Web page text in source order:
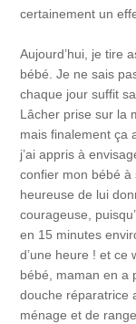
certainement un
Aujourd’hui, je tire
bébé. Je ne sais
chaque jour suffit
Lâcher prise sur la
mais finalement ça
j’ai appris à
confier mon bébé
heureuse de lui
courageuse,
en 15 minutes
d’une heure ! et ce
bébé, maman en a
douche réparatrice
ménage et de